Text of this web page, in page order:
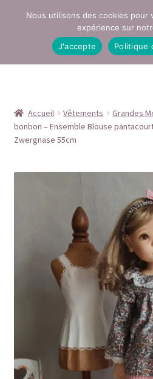
Aller
navigation
Aller
Conditions générales de vente
Mentions légales
Page Boutique
Politique de confidentialité
Politique de cookies (UE)
Accueil Vêtements Grandes
bonbon – Ensemble Blouse
Zwergnase 55cm
Nous utilisons des cookies pour
expérience sur
J'accepte
Politique